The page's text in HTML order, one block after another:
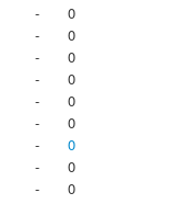
-
0
-
0
-
0
-
0
-
0
-
0
-
0
-
0
-
0